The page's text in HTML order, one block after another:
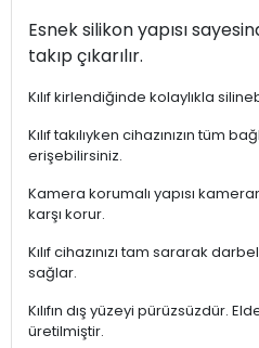
Esnek silikon yapısı
takıp çıkarılır.
Kılıf kirlendiğinde kolaylıkla
Kılıf takılıyken cihazınızın tüm
erişebilirsiniz.
Kamera korumalı yapısı
karşı korur.
Kılıf cihazınızı tam sararak
sağlar.
Kılıfın dış yüzeyi pürüzsüzdür.
üretilmiştir.